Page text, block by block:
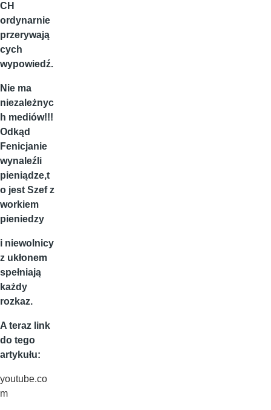
CH
ordynarnie
przerywają
cych
wypowiedź.
Nie ma
niezależnyc
h mediów!!!
Odkąd
Fenicjanie
wynaleźli
pieniądze,t
o jest Szef z
workiem
pieniedzy
i niewolnicy
z ukłonem
spełniają
każdy
rozkaz.
A teraz link
do tego
artykułu:
youtube.co
m